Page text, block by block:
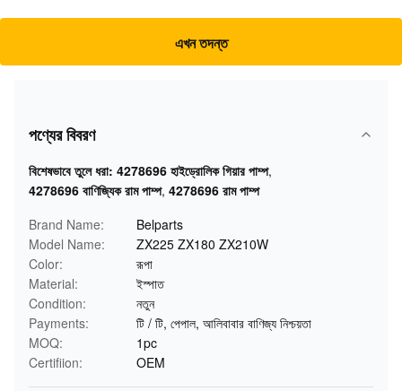
এখন তদন্ত
পণ্যের বিবরণ
বিশেষভাবে তুলে ধরা: 4278696 হাইড্রোলিক গিয়ার পাম্প,
4278696 বাণিজ্যিক রাম পাম্প, 4278696 রাম পাম্প
Brand Name:
Belparts
Model Name:
ZX225 ZX180 ZX210W
Color:
রূপা
Material:
ইস্পাত
Condition:
নতুন
Payments:
টি / টি, পেপাল, আলিবাবার বাণিজ্য নিশ্চয়তা
MOQ:
1pc
Certifiion:
OEM